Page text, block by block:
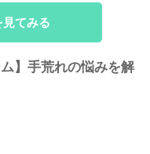
てみる
】手荒れの悩みを解